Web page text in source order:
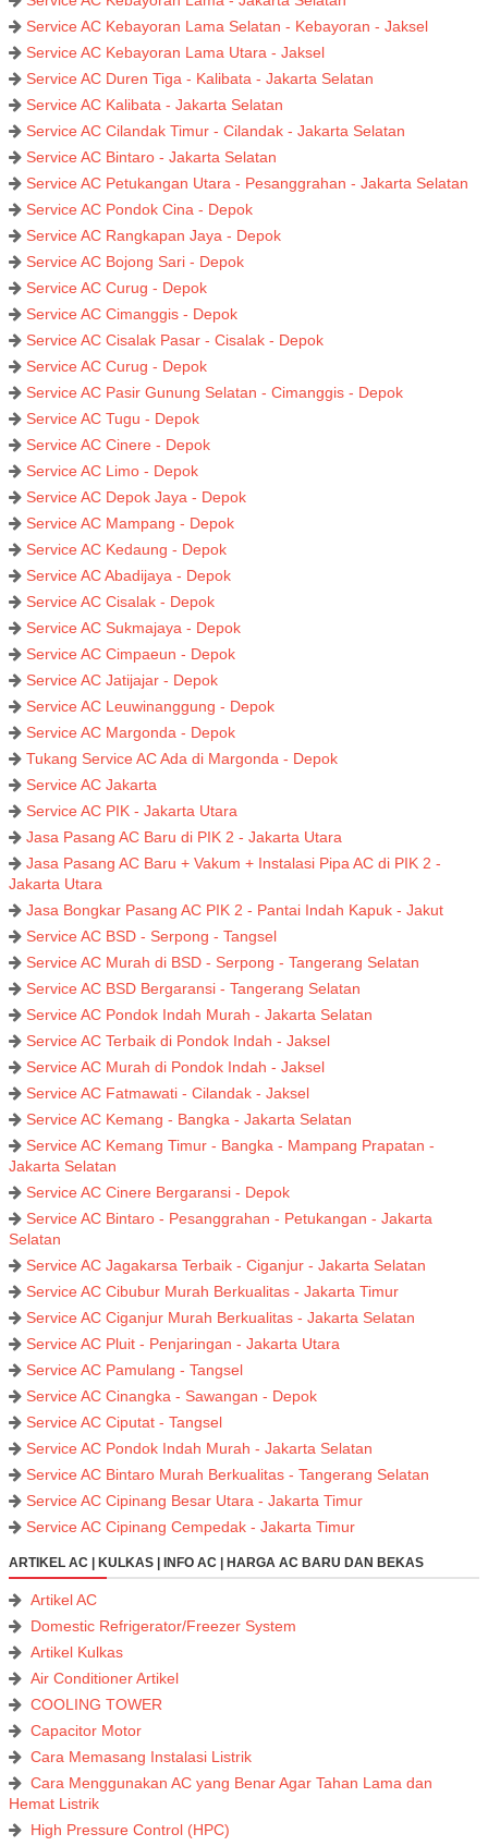
Service AC Kebayoran Lama Selatan - Kebayoran - Jaksel
Service AC Kebayoran Lama Utara - Jaksel
Service AC Duren Tiga - Kalibata - Jakarta Selatan
Service AC Kalibata - Jakarta Selatan
Service AC Cilandak Timur - Cilandak - Jakarta Selatan
Service AC Bintaro - Jakarta Selatan
Service AC Petukangan Utara - Pesanggrahan - Jakarta Selatan
Service AC Pondok Cina - Depok
Service AC Rangkapan Jaya - Depok
Service AC Bojong Sari - Depok
Service AC Curug - Depok
Service AC Cimanggis - Depok
Service AC Cisalak Pasar - Cisalak - Depok
Service AC Curug - Depok
Service AC Pasir Gunung Selatan - Cimanggis - Depok
Service AC Tugu - Depok
Service AC Cinere - Depok
Service AC Limo - Depok
Service AC Depok Jaya - Depok
Service AC Mampang - Depok
Service AC Kedaung - Depok
Service AC Abadijaya - Depok
Service AC Cisalak - Depok
Service AC Sukmajaya - Depok
Service AC Cimpaeun - Depok
Service AC Jatijajar - Depok
Service AC Leuwinanggung - Depok
Service AC Margonda - Depok
Tukang Service AC Ada di Margonda - Depok
Service AC Jakarta
Service AC PIK - Jakarta Utara
Jasa Pasang AC Baru di PIK 2 - Jakarta Utara
Jasa Pasang AC Baru + Vakum + Instalasi Pipa AC di PIK 2 -
Jakarta Utara
Jasa Bongkar Pasang AC PIK 2 - Pantai Indah Kapuk - Jakut
Service AC BSD - Serpong - Tangsel
Service AC Murah di BSD - Serpong - Tangerang Selatan
Service AC BSD Bergaransi - Tangerang Selatan
Service AC Pondok Indah Murah - Jakarta Selatan
Service AC Terbaik di Pondok Indah - Jaksel
Service AC Murah di Pondok Indah - Jaksel
Service AC Fatmawati - Cilandak - Jaksel
Service AC Kemang - Bangka - Jakarta Selatan
Service AC Kemang Timur - Bangka - Mampang Prapatan -
Jakarta Selatan
Service AC Cinere Bergaransi - Depok
Service AC Bintaro - Pesanggrahan - Petukangan - Jakarta
Selatan
Service AC Jagakarsa Terbaik - Ciganjur - Jakarta Selatan
Service AC Cibubur Murah Berkualitas - Jakarta Timur
Service AC Ciganjur Murah Berkualitas - Jakarta Selatan
Service AC Pluit - Penjaringan - Jakarta Utara
Service AC Pamulang - Tangsel
Service AC Cinangka - Sawangan - Depok
Service AC Ciputat - Tangsel
Service AC Pondok Indah Murah - Jakarta Selatan
Service AC Bintaro Murah Berkualitas - Tangerang Selatan
Service AC Cipinang Besar Utara - Jakarta Timur
Service AC Cipinang Cempedak - Jakarta Timur
ARTIKEL AC | KULKAS | INFO AC | HARGA AC BARU DAN BEKAS
Artikel AC
Domestic Refrigerator/Freezer System
Artikel Kulkas
Air Conditioner Artikel
COOLING TOWER
Capacitor Motor
Cara Memasang Instalasi Listrik
Cara Menggunakan AC yang Benar Agar Tahan Lama dan
Hemat Listrik
High Pressure Control (HPC)